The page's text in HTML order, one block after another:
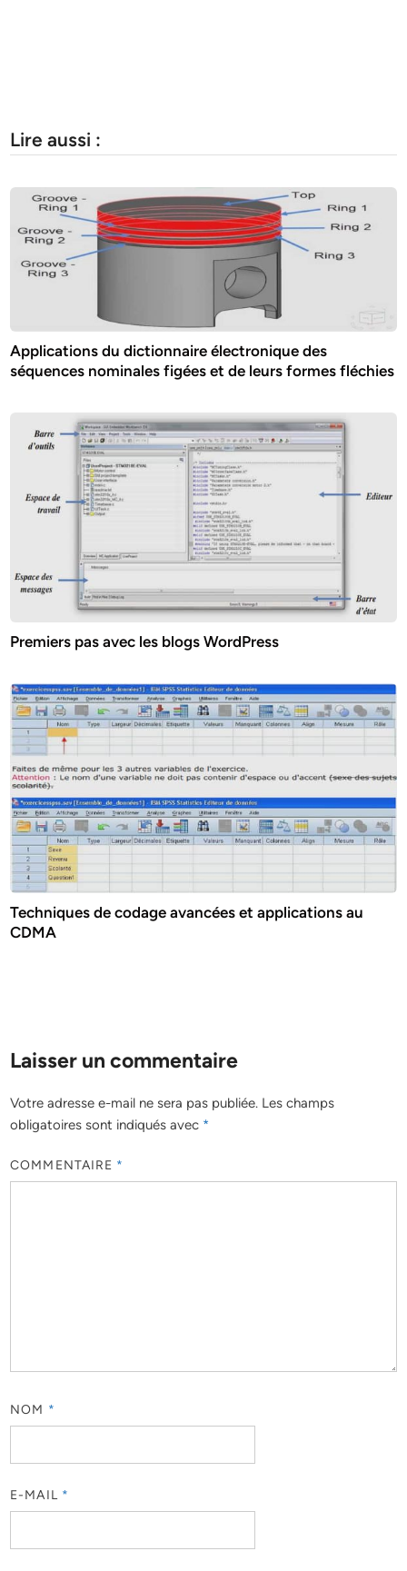
Lire aussi :
Applications du dictionnaire électronique des
séquences nominales figées et de leurs formes fléchies
Premiers pas avec les blogs WordPress
Techniques de codage avancées et applications au
CDMA
Laisser un commentaire
Votre adresse e-mail ne sera pas publiée. Les champs
obligatoires sont indiqués avec *
COMMENTAIRE *
NOM *
E-MAIL *